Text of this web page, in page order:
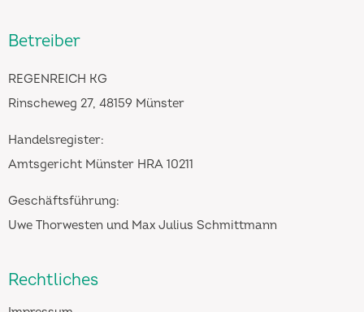
Betreiber
REGENREICH KG
Rinscheweg 27, 48159 Münster
Handelsregister:
Amtsgericht Münster HRA 10211
Geschäftsführung:
Uwe Thorwesten und Max Julius Schmittmann
Rechtliches